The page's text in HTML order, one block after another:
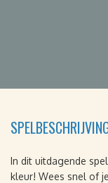
In dit uitdagende
kleur! Wees snel of